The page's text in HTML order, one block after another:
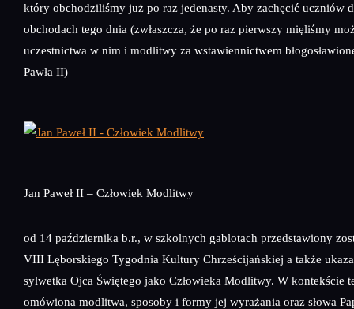
który obchodziliśmy już po raz jedenasty. Aby zachęcić uczniów
obchodach tego dnia (zwłaszcza, że po raz pierwszy mięliśmy
uczestnictwa w nim i modlitwy za wstawiennictwem
Pawła II)
Jan Paweł II – Człowiek Modlitwy
od 14 października b.r., w szkolnych gablotach przedstawiony
VIII Lęborskiego Tygodnia Kultury Chrześcijańskiej a także
sylwetka Ojca Świętego jako Człowieka Modlitwy. W kontekście
omówiona modlitwa, sposoby i formy jej wyrażania oraz słowa